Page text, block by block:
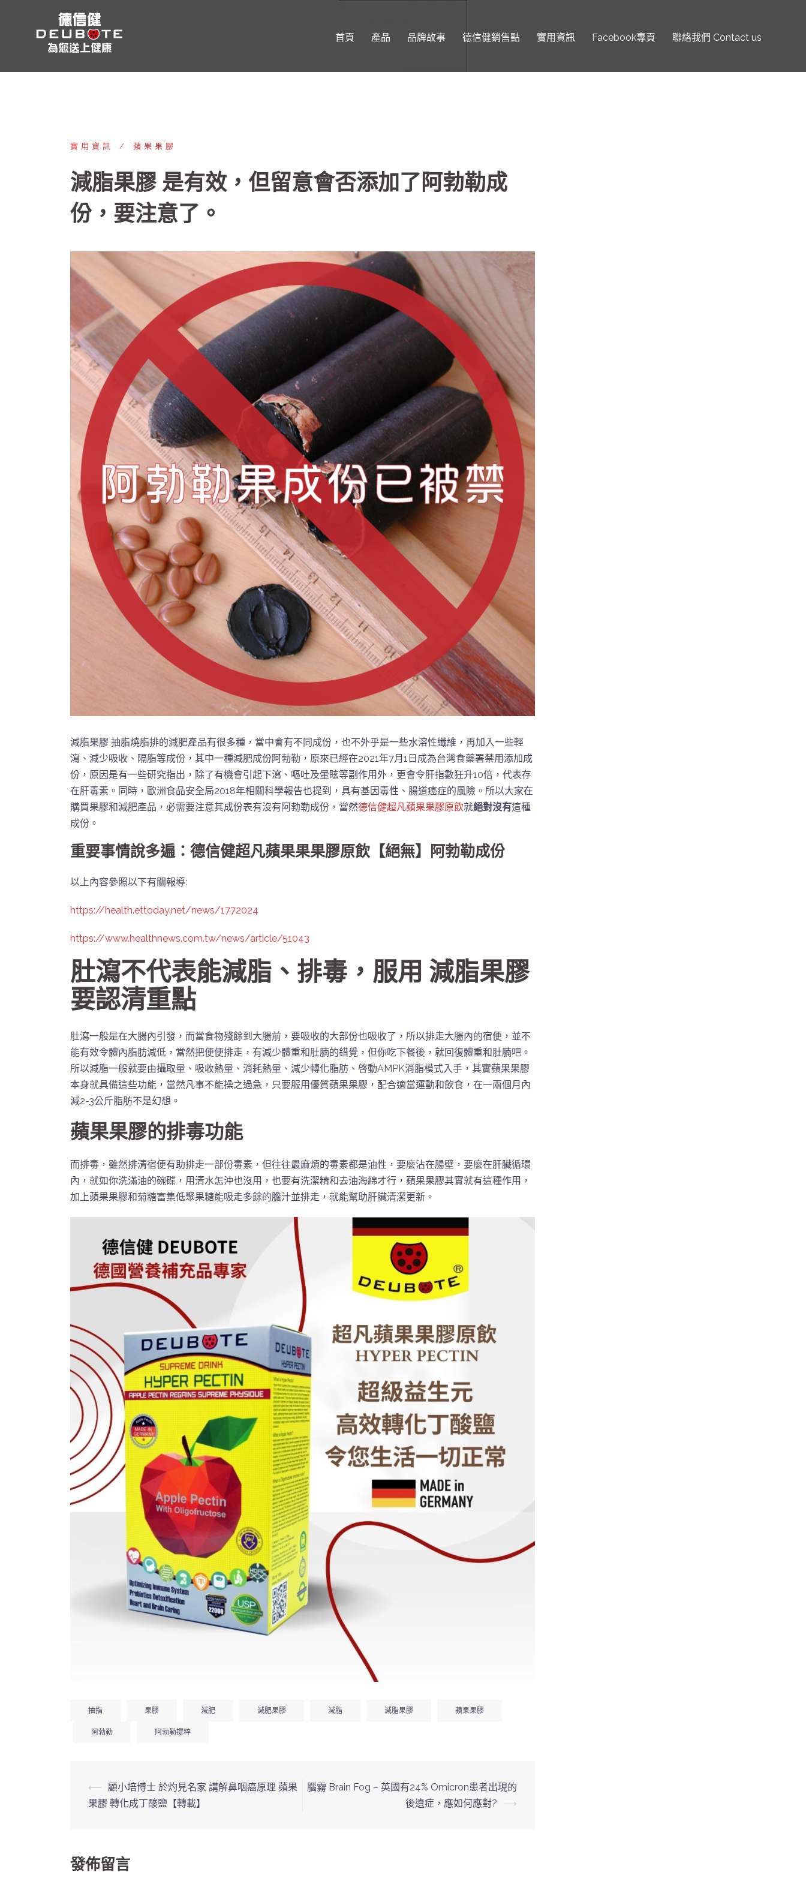
內
首頁 產品 品牌故事 德信健銷售點 實用資訊 Facebook專頁 聯絡我們 Contact us
實用資訊 蘋果果膠
減脂果膠 是有效，但留意會否添加了阿勃勒成
份，要注意了。
減脂果膠 抽脂燒脂排的減肥產品有很多種，當中會有不同成份，也不外乎是一些水溶性纖維，再加入一些輕
瀉、減少吸收、隔脂等成份，其中一種減肥成份阿勃勒，原來已經在2021年7月1日成為台灣食藥署禁用添加成
份，原因是有一些研究指出，除了有機會引起下瀉、嘔吐及暈眩等副作用外，更會令肝指數狂升10倍，代表存
在肝毒素。同時，歐洲食品安全局2018年相關科學報告也提到，具有基因毒性、腸道癌症的風險。所以大家在
購買果膠和減肥產品，必需要注意其成份表有沒有阿勃勒成份，當然德信健超凡蘋果果膠原飲就絕對沒有這種
成份。
重要事情說多遍：德信健超凡蘋果果果膠原飲【絕無】 阿勃勒成份
以上內容參照以下有關報導:
https://health.ettoday.net/news/1772024
https://www.healthnews.com.tw/news/article/51043
肚瀉不代表能減脂、排毒，服用 減脂果膠
要認清重點
肚瀉一般是在大腸內引發，而當食物殘餘到大腸前，要吸收的大部份也吸收了，所以排走大腸內的宿便，並不
能有效令體內脂肪減低，當然把便便排走，有減少體重和肚腩的錯覺，但你吃下餐後，就回復體重和肚腩吧。
所以減脂一般就要由攝取量、吸收熱量、消耗熱量、減少轉化脂肪、啓動AMPK消脂模式入手，其實蘋果果膠
本身就具備這些功能，當然凡事不能操之過急，只要服用優質蘋果果膠，配合適當運動和飲食，在一兩個月內
減2-3公斤脂肪不是幻想。
蘋果果膠的排毒功能
而排毒，雖然排清宿便有助排走一部份毒素，但往往最麻煩的毒素都是油性，要麼沾在腸壁，要麼在肝臟循環
內，就如你洗滿油的碗碟，用清水怎沖也沒用，也要有洗潔精和去油海綿才行，蘋果果膠其實就有這種作用，
加上蘋果果膠和菊糖富集低聚果糖能吸走多餘的膽汁並排走，就能幫助肝臟清潔更新。
抽指 果膠 減肥 減肥果膠 減脂 減脂果膠 蘋果果膠
阿勃勒 阿勃勒提粹
文
覽
⟵
顧小培博士 於灼見名家 講解鼻咽癌原理 蘋果
果膠 轉化成丁酸鹽【轉載】
腦霧 Brain Fog – 英國有24% Omicron患者出現的
後遺症，應如何應對?
⟶
發佈留言